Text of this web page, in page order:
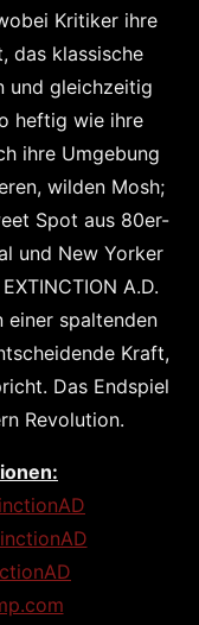
Kritiker ihre
das klassische
und gleichzeitig
heftig wie ihre
ihre Umgebung
wilden Mosh;
Spot aus 80er-
und New Yorker
A.D.
einer spaltenden
Kraft,
Das Endspiel
Revolution.